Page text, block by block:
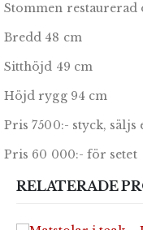
Stommen
Bredd 48 cm
Sitthöjd 49 cm
Höjd rygg 94 cm
Pris 7500:- styck, säljs
Pris 60 000:- för setet
RELATERADE